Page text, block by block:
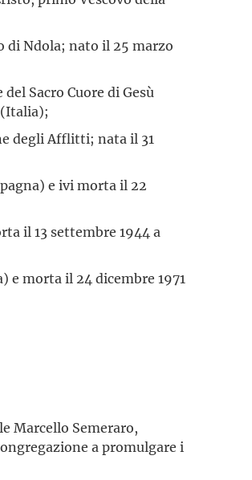
di Ndola; nato il 25 marzo
Sacro Cuore di Gesù
(Italia);
degli Afflitti; nata il 31
e ivi morta il 22
il 13 settembre 1944 a
e morta il 24 dicembre 1971
Marcello Semeraro,
a promulgare i